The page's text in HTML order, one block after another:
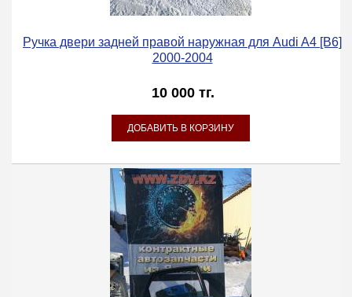
Ручка двери задней правой наружная для Audi A4 [B6]
2000-2004
10 000 тг.